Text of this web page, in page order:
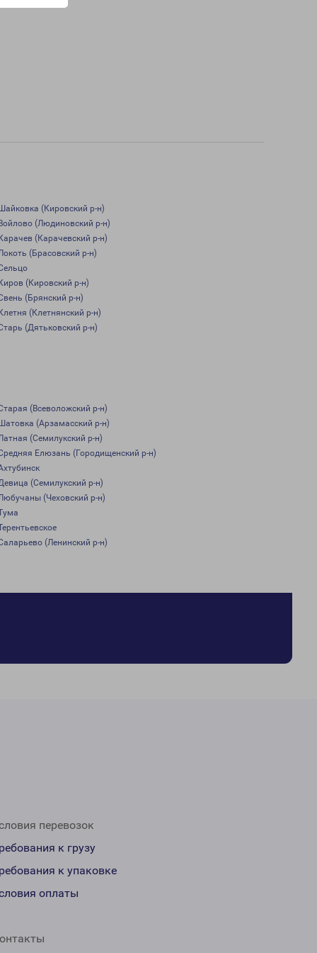
(Кировский р-н)
(Людиновский р-н)
(Карачевский р-н)
(Брасовский р-н)
(Кировский р-н)
(Брянский р-н)
(Клетнянский р-н)
(Дятьковский р-н)
(Всеволожский р-н)
(Арзамасский р-н)
(Семилукский р-н)
Елюзань (Городищенский р-н)
(Семилукский р-н)
(Чеховский р-н)
(Ленинский р-н)
перевозок
к грузу
к упаковке
оплаты